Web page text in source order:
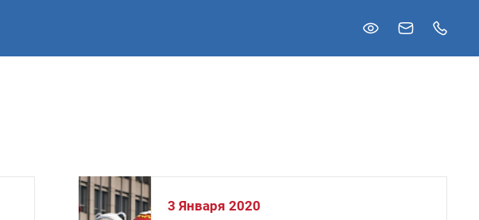
3 Января 2020